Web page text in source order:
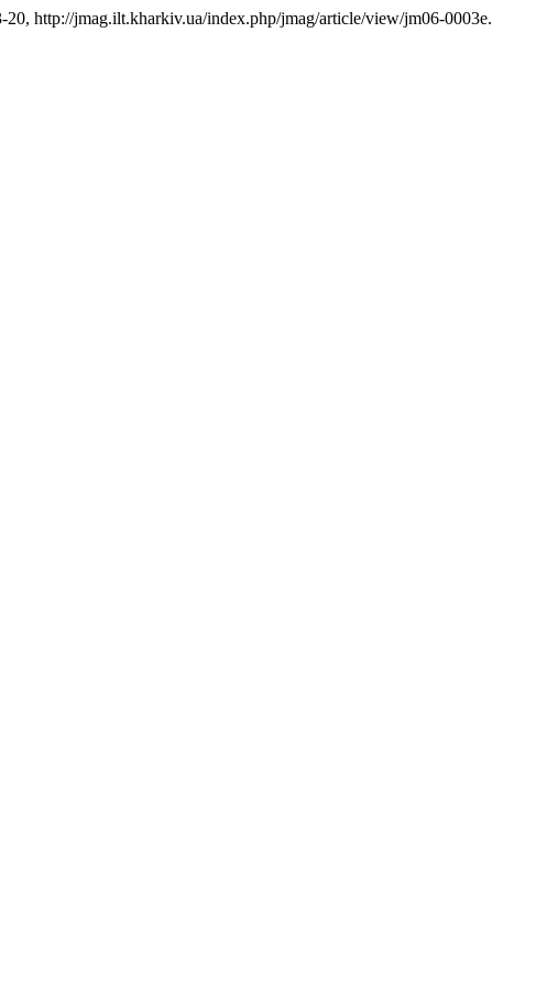
http://jmag.ilt.kharkiv.ua/index.php/jmag/article/view/jm06-0003e.